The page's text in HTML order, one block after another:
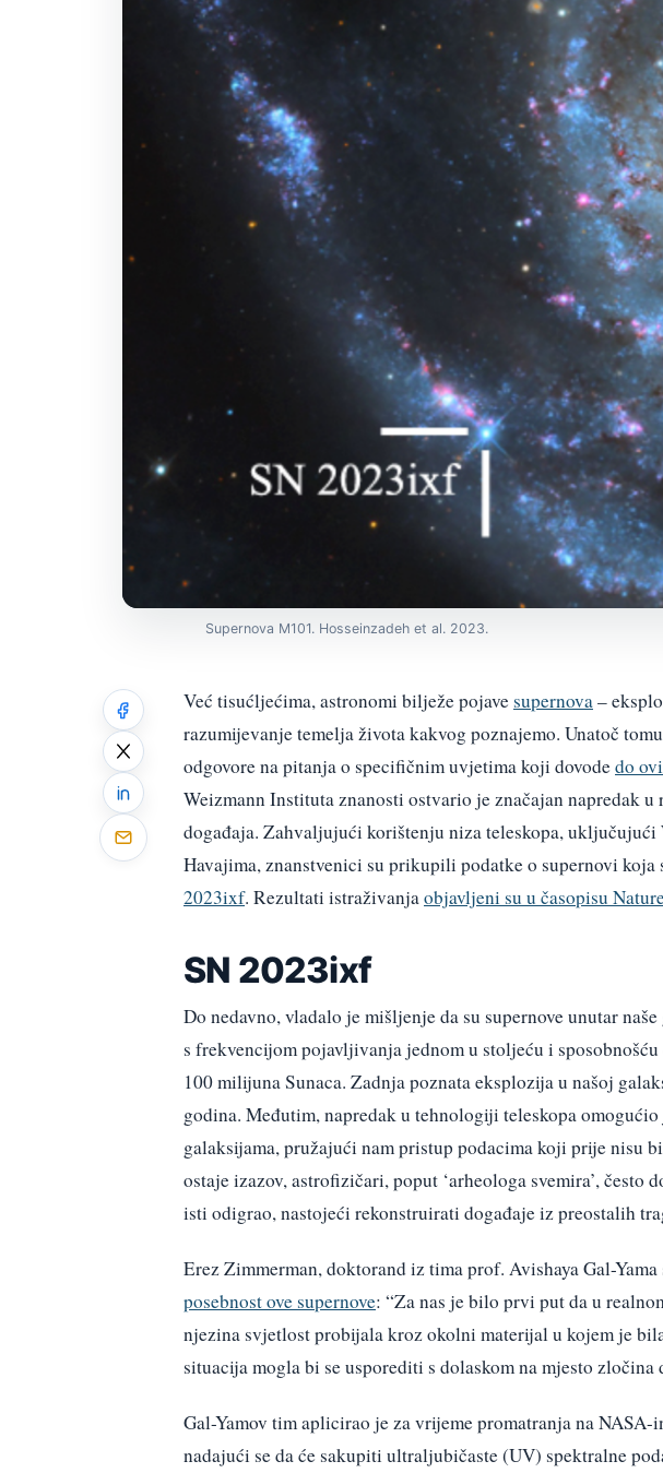
Supernova M101. Hosseinzadeh et al. 2023.
Već tisućljećima, astronomi bilježe pojavesupernova–
razumijevanje temelja života kakvog poznajemo. Unatoč
odgovore na pitanja o specifičnim uvjetima koji dovodedo
Weizmann Instituta znanosti ostvario je značajan napredak
događaja. Zahvaljujući korištenju niza teleskopa,
Havajima, znanstvenici su prikupili podatke o supernovi koja
2023ixf. Rezultati istraživanjaobjavljeni su u časopisu
SN 2023ixf
Do nedavno, vladalo je mišljenje da su supernove unutar
s frekvencijom pojavljivanja jednom u stoljeću i
100 milijuna Sunaca. Zadnja poznata eksplozija u našoj
godina. Međutim, napredak u tehnologiji teleskopa
galaksijama, pružajući nam pristup podacima koji prije nisu
ostaje izazov, astrofizičari, poput ‘arheologa svemira’, često
isti odigrao, nastojeći rekonstruirati događaje iz preostalih
Erez Zimmerman, doktorand iz tima prof. Avishaya Gal-
posebnost ove supernove: “Za nas je bilo prvi put da u
njezina svjetlost probijala kroz okolni materijal u kojem je
situacija mogla bi se usporediti s dolaskom na mjesto
Gal-Yamov tim aplicirao je za vrijeme promatranja na
nadajući se da će sakupiti ultraljubičaste (UV) spektralne